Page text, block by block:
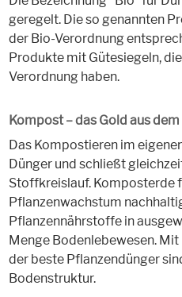
geregelt. Die so genannten
der Bio-Verordnung
Produkte mit Gütesiegeln,
Verordnung haben.
Kompost – das Gold aus
Das Kompostieren im
Dünger und schließt
Stoffkreislauf. Komposterde
Pflanzenwachstum
Pflanzennährstoffe in
Menge Bodenlebewesen.
der beste Pflanzendünger
Bodenstruktur.